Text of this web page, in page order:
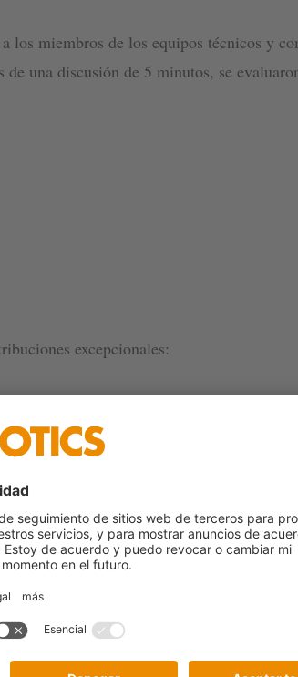
los miembros de los equipos técnicos y
de una discusión de 5 minutos, se
excepcionales:
Otto, Gerente Técnico Comercial de